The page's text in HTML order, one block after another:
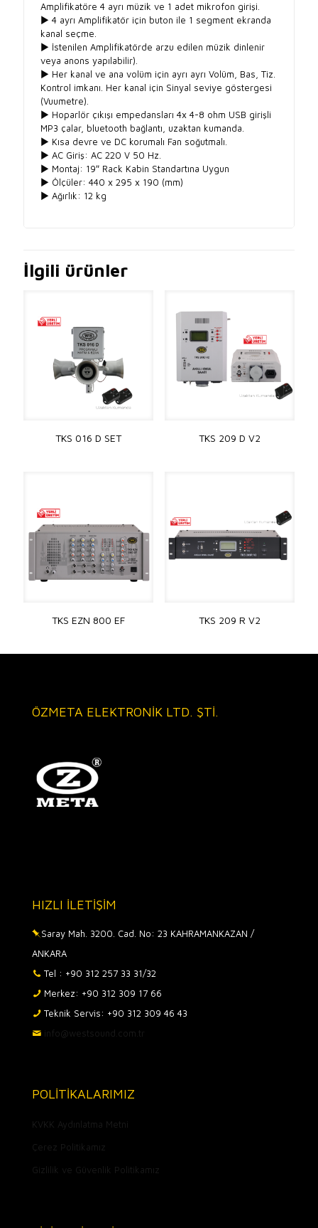
Amplifikatöre 4 ayrı müzik ve 1 adet mikrofon girişi.
► 4 ayrı Amplifikatör için buton ile 1 segment ekranda
kanal seçme.
► İstenilen Amplifikatörde arzu edilen müzik dinlenir
veya anons yapılabilir).
► Her kanal ve ana volüm için ayrı ayrı Volüm, Bas, Tiz.
Kontrol imkanı. Her kanal için Sinyal seviye göstergesi
(Vuumetre).
► Hoparlör çıkışı empedansları 4x 4-8 ohm USB girişli
MP3 çalar, bluetooth bağlantı, uzaktan kumanda.
► Kısa devre ve DC korumalı Fan soğutmalı.
► AC Giriş: AC 220 V 50 Hz.
► Montaj: 19″ Rack Kabin Standartına Uygun
► Ölçüler: 440 x 295 x 190 (mm)
► Ağırlık: 12 kg
İlgili ürünler
TKS 016 D SET TKS 209 D V2
TKS EZN 800 EF TKS 209 R V2
ÖZMETA ELEKTRONİK LTD. ŞTİ.
HIZLI İLETİŞİM
Saray Mah. 3200. Cad. No: 23 KAHRAMANKAZAN /
ANKARA
Tel : +90 312 257 33 31/32
Merkez: +90 312 309 17 66
Teknik Servis: +90 312 309 46 43
info@westsound.com.tr
POLİTİKALARIMIZ
KVKK Aydınlatma Metni
Çerez Politikamız
Gizlilik ve Güvenlik Politikamız